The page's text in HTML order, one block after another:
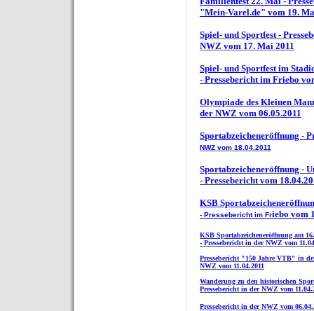
"Mein-Varel.de" vom 19.
Spiel- und Sportfest -
NWZ vom 17. Mai 2011
Spiel- und Sportfest im
- Pressebericht im Friebo
Olympiade des Kleinen
der NWZ vom 06.05.2011
Sportabzeicheneröffnung -
NWZ vom 18.04.2011
Sportabzeicheneröffnung -
- Pressebericht vom
KSB
- Pressebericht im Friebo vom
KSB Sportabzeicheneröffnung am
- Pressebericht in der NWZ vom
Pressebericht "150 Jahre VTB" in
NWZ vom 11.04.2011
Wanderung zu den historischen
Pressebericht in der NWZ vom
Pressebericht in der NWZ vom